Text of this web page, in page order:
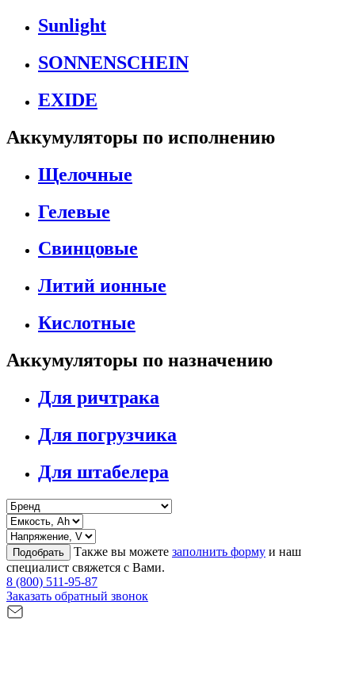
Sunlight
SONNENSCHEIN
EXIDE
Аккумуляторы по исполнению
Щелочные
Гелевые
Свинцовые
Литий ионные
Кислотные
Аккумуляторы по назначению
Для ричтрака
Для погрузчика
Для штабелера
Подобрать Также вы можете заполнить форму и наш
специалист свяжется с Вами.
8 (800) 511-95-87
Заказать обратный звонок